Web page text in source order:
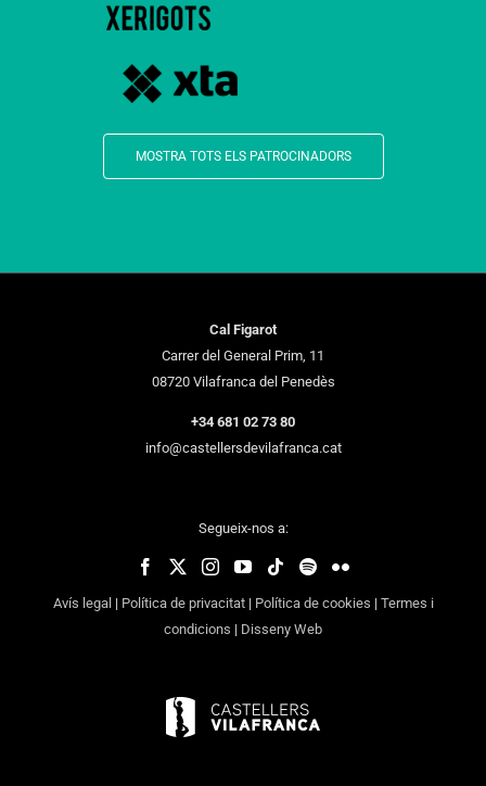
MOSTRA TOTS ELS PATROCINADORS
Cal Figarot
Carrer del General Prim, 11
08720 Vilafranca del Penedès
+34 681 02 73 80
info@castellersdevilafranca.cat
Segueix-nos a:
Avís legal| Política de privacitat| Política de cookies | Termes i
condicions | Disseny Web